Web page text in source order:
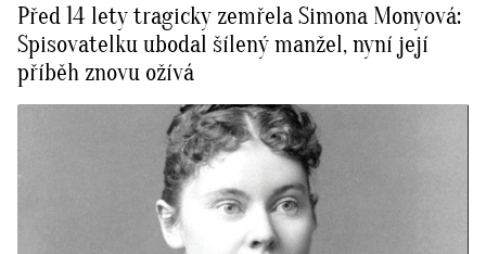
Před 14 lety tragicky zemřela Simona Monyová:
Spisovatelku ubodal šílený manžel, nyní její
příběh znovu ožívá